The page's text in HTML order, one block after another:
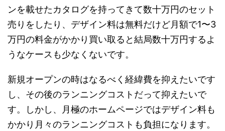
ンを載せたカタログを持ってきて数十万円のセット
売りをしたり、デザイン料は無料だけど月額で1〜3
万円の料金がかかり買い取ると結局数十万円するよ
うなケースも少なくないです。
新規オープンの時はなるべく経緯費を抑えたいです
し、その後のランニングコストだって抑えたいで
す。しかし、月極のホームページではデザイン料も
かかり月々のランニングコストも負担になります。